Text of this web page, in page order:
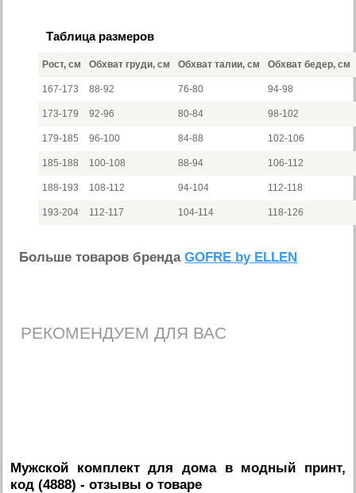
Таблица размеров
Рост, см Обхват груди, см Обхват талии, см Обхват бедер, см
167-173 88-92 76-80 94-98
173-179 92-96 80-84 98-102
179-185 96-100 84-88 102-106
185-188 100-108 88-94 106-112
188-193 108-112 94-104 112-118
193-204 112-117 104-114 118-126
Больше товаров брендаGOFRE by ELLEN
РЕКОМЕНДУЕМ ДЛЯ ВАС
Мужской комплект для дома в модный принт,
код (4888) - отзывы о товаре